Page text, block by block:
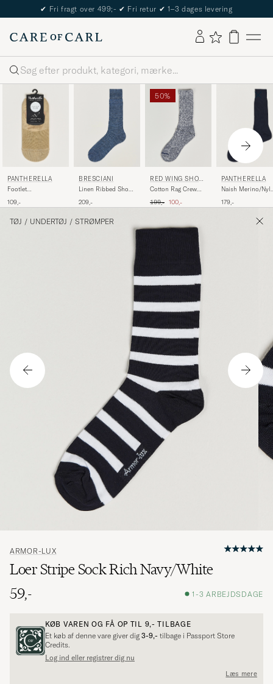
✔ Fri fragt over 499;- ✔ Fri retur ✔ 1–3 dages levering
Søg
PANTHERELLA
Footlet
Khaki
109,-
BRESCIANI
Linen Ribbed Short
209,-
50%
RED WING SHOE
S
Cotton Rag Crew
Ordinary pris
199,- Nedsat pris
100,-
PANTHERELLA
Naish Merino/
179,-
TØJ / UNDERTØJ / STRØMPER
ARMOR-LUX
Loer Stripe Sock Rich Navy/White
59,-
1-3 ARBEJDSDAGE
KØB VAREN OG FÅ OP TIL 9,- TILBAGE
Et køb af denne vare giver dig 3-9,- tilbage i Passport Store
Credits.
Log ind eller registrer dig nu
Læs mere